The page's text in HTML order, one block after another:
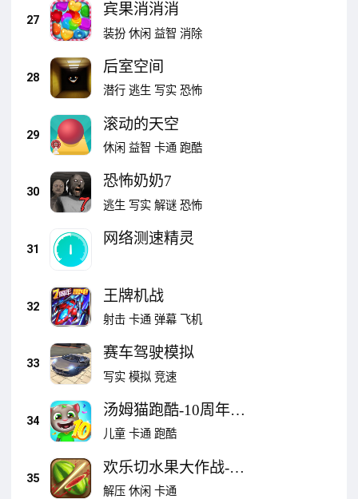
27
宾果消消消
装扮 休闲 益智 消除
28
后室空间
潜行 逃生 写实 恐怖
29
滚动的天空
休闲 益智 卡通 跑酷
30
恐怖奶奶7
逃生 写实 解谜 恐怖
31
网络测速精灵
32
王牌机战
射击 卡通 弹幕 飞机
33
赛车驾驶模拟
写实 模拟 竞速
34
汤姆猫跑酷-10周年狂
欢庆典
儿童 卡通 跑酷
35
欢乐切水果大作战-缤
纷切切切
解压 休闲 卡通